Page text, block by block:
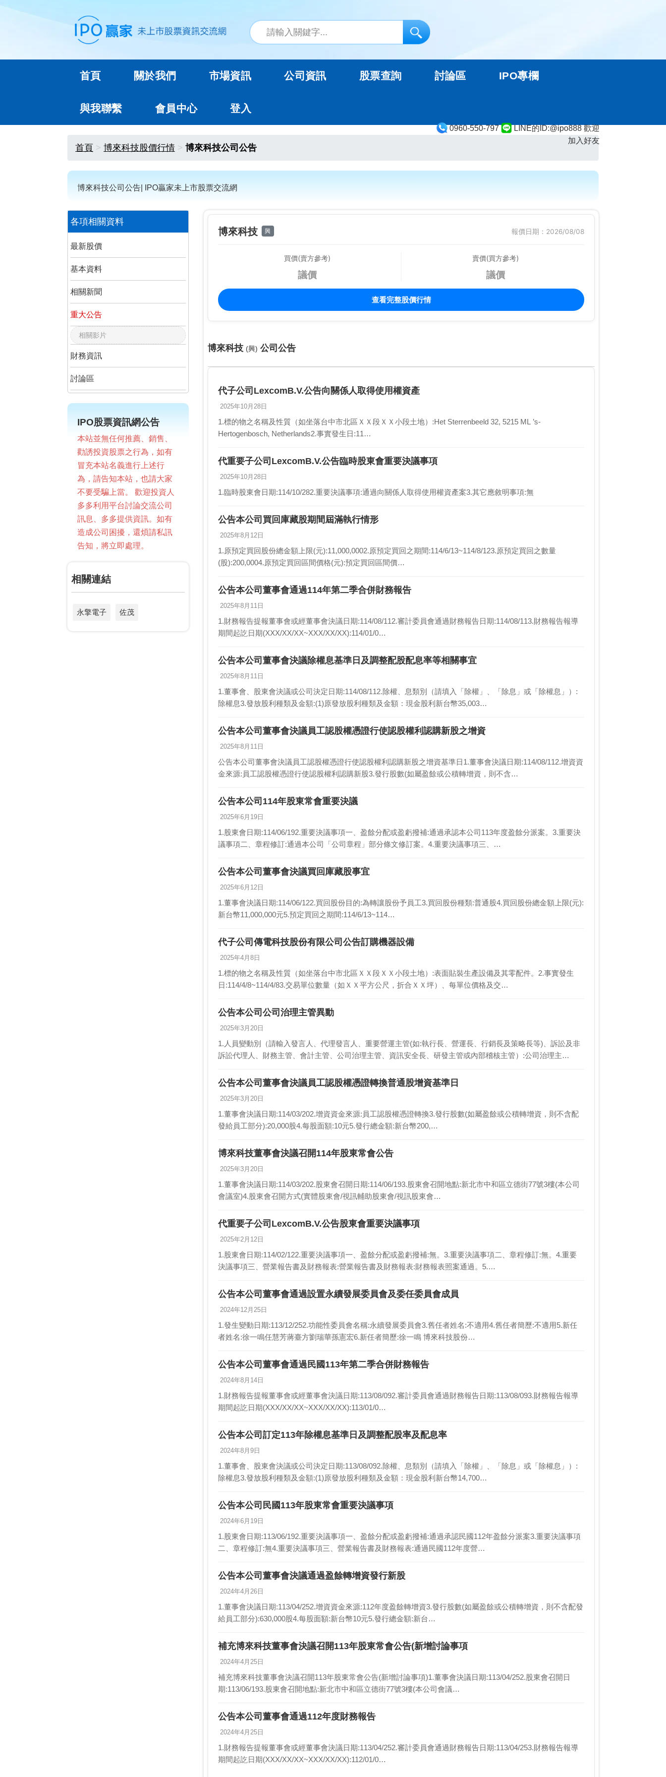
0960-550-797
LINE的ID:@ipo888 歡迎
加入好友
首頁 關於我們 市場資訊 公司資訊 股票查詢 討論區 IPO專欄
與我聯繫 會員中心 登入
首頁 博來科技股價行情 博來科技公司公告
博來科技公司公告| IPO贏家未上市股票交流網
各項相關資料
最新股價
基本資料
相關新聞
重大公告
相關影片
財務資訊
討論區
IPO股票資訊網公告
本站並無任何推薦、銷售、
勸誘投資股票之行為，如有
冒充本站名義進行上述行
為，請告知本站，也請大家
不要受騙上當。 歡迎投資人
多多利用平台討論交流公司
訊息、多多提供資訊。如有
造成公司困擾，還煩請私訊
告知，將立即處理。
相關連結
永擎電子 佐茂
博來科技 興 報價日期：2026/08/08
買價(賣方參考)
議價
賣價(買方參考)
議價
查看完整股價行情
博來科技 (興) 公司公告
代子公司LexcomB.V.公告向關係人取得使用權資產
2025年10月28日
1.標的物之名稱及性質（如坐落台中市北區ＸＸ段ＸＸ小段土地）:Het Sterrenbeeld 32, 5215 ML ’s-
Hertogenbosch, Netherlands2.事實發生日:11…
代重要子公司LexcomB.V.公告臨時股東會重要決議事項
2025年10月28日
1.臨時股東會日期:114/10/282.重要決議事項:通過向關係人取得使用權資產案3.其它應敘明事項:無
公告本公司買回庫藏股期間屆滿執行情形
2025年8月12日
1.原預定買回股份總金額上限(元):11,000,0002.原預定買回之期間:114/6/13~114/8/123.原預定買回之數量
(股):200,0004.原預定買回區間價格(元):預定買回區間價…
公告本公司董事會通過114年第二季合併財務報告
2025年8月11日
1.財務報告提報董事會或經董事會決議日期:114/08/112.審計委員會通過財務報告日期:114/08/113.財務報告報導
期間起訖日期(XXX/XX/XX~XXX/XX/XX):114/01/0…
公告本公司董事會決議除權息基準日及調整配股配息率等相關事宜
2025年8月11日
1.董事會、股東會決議或公司決定日期:114/08/112.除權、息類別（請填入「除權」、「除息」或「除權息」）:
除權息3.發放股利種類及金額:(1)原發放股利種類及金額：現金股利新台幣35,003…
公告本公司董事會決議員工認股權憑證行使認股權利認購新股之增資
2025年8月11日
公告本公司董事會決議員工認股權憑證行使認股權利認購新股之增資基準日1.董事會決議日期:114/08/112.增資資
金來源:員工認股權憑證行使認股權利認購新股3.發行股數(如屬盈餘或公積轉增資，則不含…
公告本公司114年股東常會重要決議
2025年6月19日
1.股東會日期:114/06/192.重要決議事項一、盈餘分配或盈虧撥補:通過承認本公司113年度盈餘分派案。3.重要決
議事項二、章程修訂:通過本公司「公司章程」部分條文修訂案。4.重要決議事項三、…
公告本公司董事會決議買回庫藏股事宜
2025年6月12日
1.董事會決議日期:114/06/122.買回股份目的:為轉讓股份予員工3.買回股份種類:普通股4.買回股份總金額上限(元):
新台幣11,000,000元5.預定買回之期間:114/6/13~114…
代子公司傳電科技股份有限公司公告訂購機器設備
2025年4月8日
1.標的物之名稱及性質（如坐落台中市北區ＸＸ段ＸＸ小段土地）:表面貼裝生產設備及其零配件。2.事實發生
日:114/4/8~114/4/83.交易單位數量（如ＸＸ平方公尺，折合ＸＸ坪）、每單位價格及交…
公告本公司公司治理主管異動
2025年3月20日
1.人員變動別（請輸入發言人、代理發言人、重要營運主管(如:執行長、營運長、行銷長及策略長等)、訴訟及非
訴訟代理人、財務主管、會計主管、公司治理主管、資訊安全長、研發主管或內部稽核主管）:公司治理主…
公告本公司董事會決議員工認股權憑證轉換普通股增資基準日
2025年3月20日
1.董事會決議日期:114/03/202.增資資金來源:員工認股權憑證轉換3.發行股數(如屬盈餘或公積轉增資，則不含配
發給員工部分):20,000股4.每股面額:10元5.發行總金額:新台幣200,…
博來科技董事會決議召開114年股東常會公告
2025年3月20日
1.董事會決議日期:114/03/202.股東會召開日期:114/06/193.股東會召開地點:新北市中和區立德街77號3樓(本公司
會議室)4.股東會召開方式(實體股東會/視訊輔助股東會/視訊股東會…
代重要子公司LexcomB.V.公告股東會重要決議事項
2025年2月12日
1.股東會日期:114/02/122.重要決議事項一、盈餘分配或盈虧撥補:無。3.重要決議事項二、章程修訂:無。4.重要
決議事項三、營業報告書及財務報表:營業報告書及財務報表:財務報表照案通過。5.…
公告本公司董事會通過設置永續發展委員會及委任委員會成員
2024年12月25日
1.發生變動日期:113/12/252.功能性委員會名稱:永續發展委員會3.舊任者姓名:不適用4.舊任者簡歷:不適用5.新任
者姓名:徐一鳴任慧芳蔣臺方劉瑞華孫憲宏6.新任者簡歷:徐一鳴 博來科技股份…
公告本公司董事會通過民國113年第二季合併財務報告
2024年8月14日
1.財務報告提報董事會或經董事會決議日期:113/08/092.審計委員會通過財務報告日期:113/08/093.財務報告報導
期間起訖日期(XXX/XX/XX~XXX/XX/XX):113/01/0…
公告本公司訂定113年除權息基準日及調整配股率及配息率
2024年8月9日
1.董事會、股東會決議或公司決定日期:113/08/092.除權、息類別（請填入「除權」、「除息」或「除權息」）:
除權息3.發放股利種類及金額:(1)原發放股利種類及金額：現金股利新台幣14,700…
公告本公司民國113年股東常會重要決議事項
2024年6月19日
1.股東會日期:113/06/192.重要決議事項一、盈餘分配或盈虧撥補:通過承認民國112年盈餘分派案3.重要決議事項
二、章程修訂:無4.重要決議事項三、營業報告書及財務報表:通過民國112年度營…
公告本公司董事會決議通過盈餘轉增資發行新股
2024年4月26日
1.董事會決議日期:113/04/252.增資資金來源:112年度盈餘轉增資3.發行股數(如屬盈餘或公積轉增資，則不含配發
給員工部分):630,000股4.每股面額:新台幣10元5.發行總金額:新台…
補充博來科技董事會決議召開113年股東常會公告(新增討論事項
2024年4月25日
補充博來科技董事會決議召開113年股東常會公告(新增討論事項)1.董事會決議日期:113/04/252.股東會召開日
期:113/06/193.股東會召開地點:新北市中和區立德街77號3樓(本公司會議…
公告本公司董事會通過112年度財務報告
2024年4月25日
1.財務報告提報董事會或經董事會決議日期:113/04/252.審計委員會通過財務報告日期:113/04/253.財務報告報導
期間起訖日期(XXX/XX/XX~XXX/XX/XX):112/01/0…